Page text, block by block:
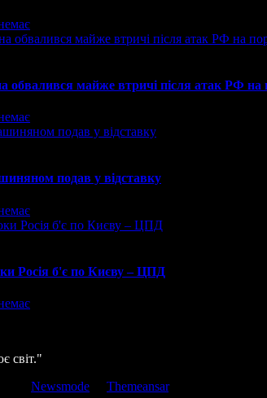
обвалився майже втричі після атак РФ на
подав у відставку
Росія б'є по Києву – ЦПД
світ."
Newsmode Themeansar.